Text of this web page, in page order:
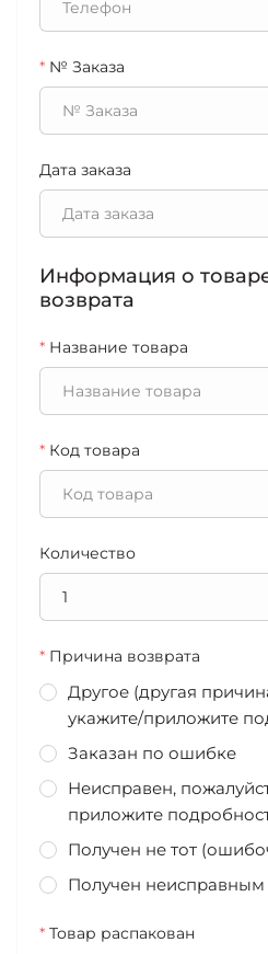
* № Заказа
Дата заказа
Информация о
возврата
* Название товара
* Код товара
Количество
* Причина возврата
Другое (другая
укажите/приложите
Заказан по ошибке
Неисправен,
приложите
Получен не тот
Получен
* Товар распакован